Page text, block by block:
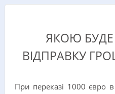
ЯКОЮ БУДЕ
ВІДПРАВКУ
При переказі 1000 євро